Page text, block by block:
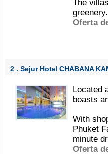
The
Oferta
2 . Sejur Hotel CHABANA
Located
boasts
With
Phuket
minute
Oferta